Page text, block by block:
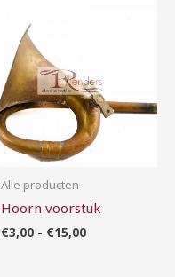
Alle producten
Hoorn voorstuk
€3,00 - €15,00